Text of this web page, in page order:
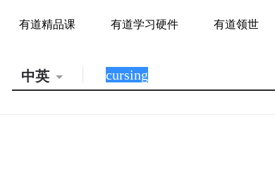
有道精品课 有道学习硬件 有道领世
中英